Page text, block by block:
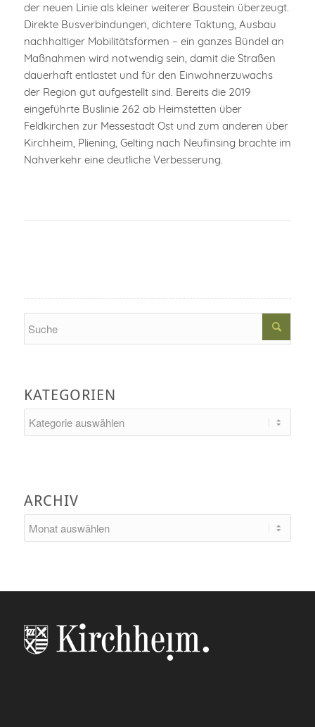
der neuen Linie als kleiner weiterer Baustein überzeugt.
Direkte Busverbindungen, dichtere Taktung, Ausbau
nachhaltiger Mobilitätsformen – ein ganzes Bündel an
Maßnahmen wird notwendig sein, damit die Straßen
dauerhaft entlastet und für den Einwohnerzuwachs
der Region gut aufgestellt sind. Bereits die 2019
eingeführte Buslinie 262 ab Heimstetten über
Feldkirchen zur Messestadt Ost und zum anderen über
Kirchheim, Pliening, Gelting nach Neufinsing brachte im
Nahverkehr eine deutliche Verbesserung.
KATEGORIEN
ARCHIV